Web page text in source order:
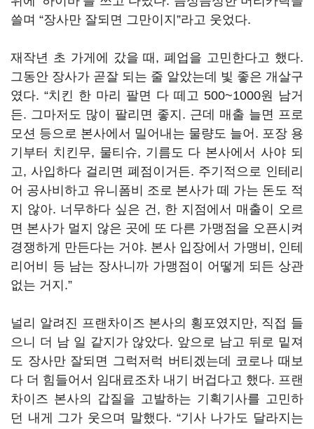
쓸며 “장사만 잘되면 그만이지”라고 웃었다.
재작년 초 가게에 갔을 때, 폐업을 고민한다고 했다.
그동안 장사가 곧잘 되는 줄 알았는데 빛 좋은 개살구
였다. “치킨 한 마리 팔면 다 떼고 500~1000원 남거
든. 그마저도 많이 팔리면 좋지. 근데 매출 늘면 프로
모션 등으로 본사에서 밀어내는 물량도 늘어. 포장 용
기부터 치킨무, 물티슈, 기름도 다 본사에서 사야 되
고, 사입하다 걸리면 폐점이거든. 주기적으로 인테리
어 공사비하고 유니폼비 조로 본사가 떼 가는 돈도 적
지 않아. 너무하다 싶은 건, 한 지점에서 매출이 오르
면 본사가 멀지 않은 곳에 또 다른 가맹점을 오픈시켜
경쟁하게 만든다는 거야. 본사 입장에서 가맹비, 인테
리어비 등 남는 장사니까 가맹점이 어떻게 되든 상관
없는 거지.”
널리 알려진 프랜차이즈 본사의 횡포였지만, 직접 들
으니 더 남 일 같지가 않았다. 앞으로 남고 뒤로 밑져
도 장사만 잘되면 그럭저럭 버티겠는데 코로나 때보
다 더 힘들어서 임대료조차 내기 버겁다고 했다. 프랜
차이즈 본사의 갑질을 고발하는 기획기사를 고민하
던 내게 그가 웃으며 말했다. “기사 나가도 달라지는